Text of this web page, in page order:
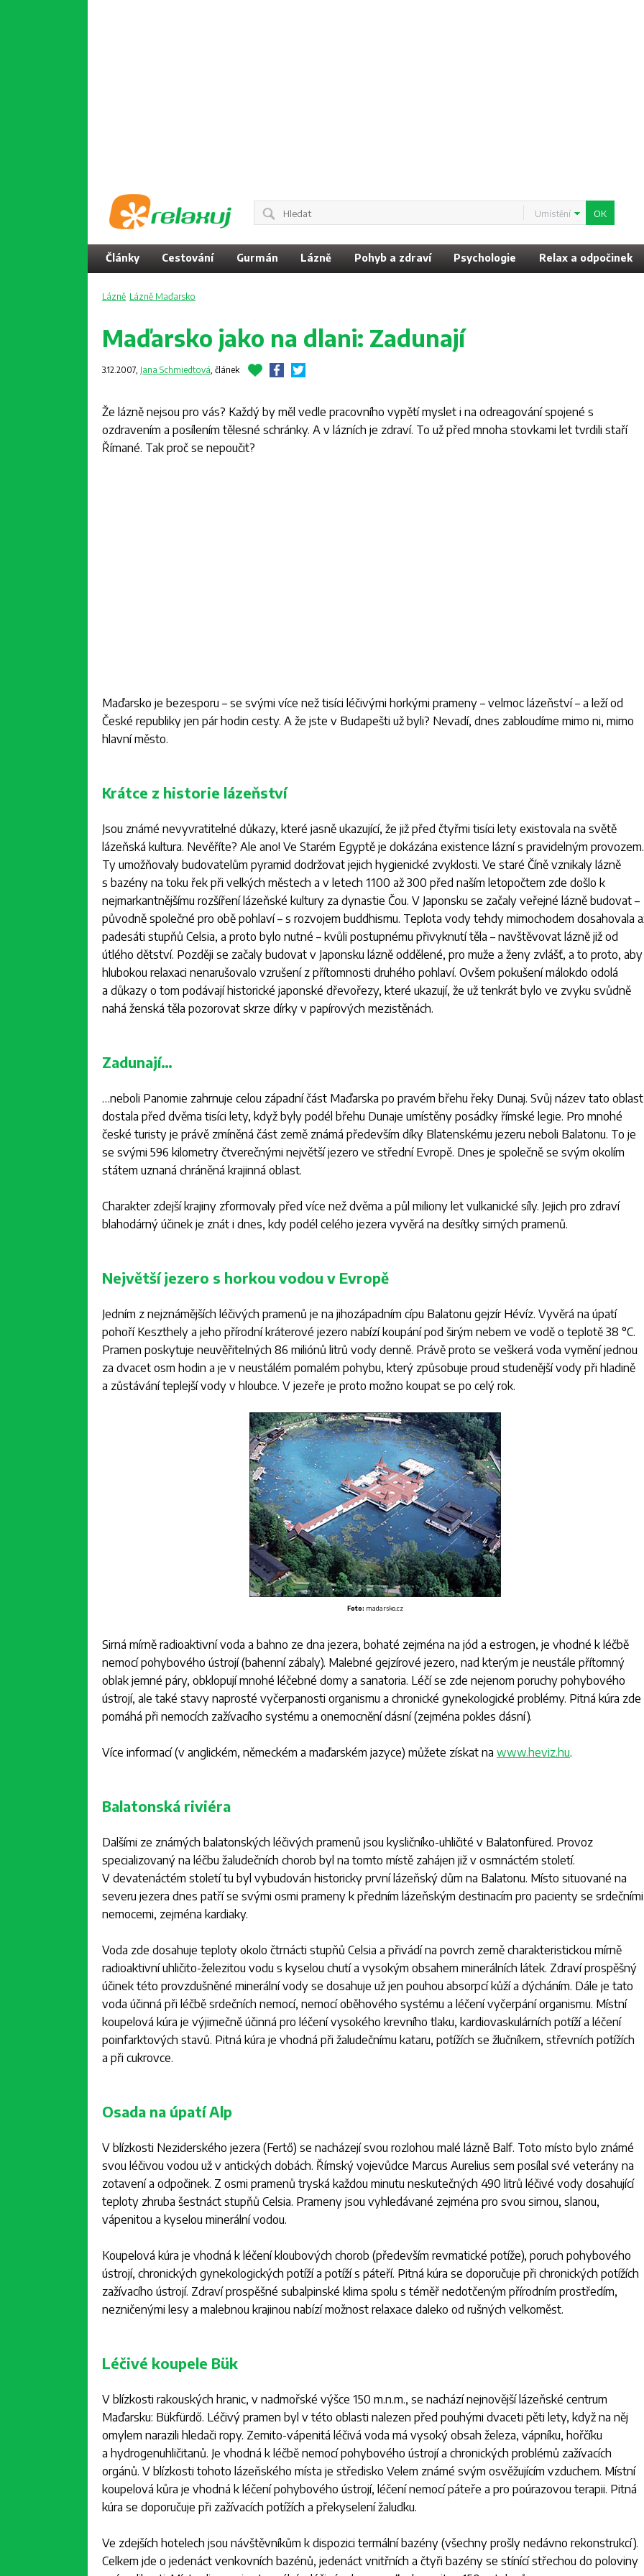
Umístění
Články Cestování Gurmán Lázně Pohyb a zdraví Psychologie Relax a odpočinek
Lázně Lázně Maďarsko
Maďarsko jako na dlani: Zadunají
3.12.2007, Jana Schmiedtová, článek
Že lázně nejsou pro vás? Každý by měl vedle pracovního vypětí myslet i na odreagování spojené s
ozdravením a posílením tělesné schránky. A v lázních je zdraví. To už před mnoha stovkami let tvrdili staří
Římané. Tak proč se nepoučit?
Maďarsko je bezesporu – se svými více než tisíci léčivými horkými prameny – velmoc lázeňství – a leží od
České republiky jen pár hodin cesty. A že jste v Budapešti už byli? Nevadí, dnes zabloudíme mimo ni, mimo
hlavní město.
Krátce z historie lázeňství
Jsou známé nevyvratitelné důkazy, které jasně ukazující, že již před čtyřmi tisíci lety existovala na světě
lázeňská kultura. Nevěříte? Ale ano! Ve Starém Egyptě je dokázána existence lázní s pravidelným provozem.
Ty umožňovaly budovatelům pyramid dodržovat jejich hygienické zvyklosti. Ve staré Číně vznikaly lázně
s bazény na toku řek při velkých městech a v letech 1100 až 300 před naším letopočtem zde došlo k
nejmarkantnějšímu rozšíření lázeňské kultury za dynastie Čou. V Japonsku se začaly veřejné lázně budovat –
původně společné pro obě pohlaví – s rozvojem buddhismu. Teplota vody tehdy mimochodem dosahovala
padesáti stupňů Celsia, a proto bylo nutné – kvůli postupnému přivyknutí těla – navštěvovat lázně již od
útlého dětství. Později se začaly budovat v Japonsku lázně oddělené, pro muže a ženy zvlášť, a to proto, aby
hlubokou relaxaci nenarušovalo vzrušení z přítomnosti druhého pohlaví. Ovšem pokušení málokdo odolá
a důkazy o tom podávají historické japonské dřevořezy, které ukazují, že už tenkrát bylo ve zvyku svůdně
nahá ženská těla pozorovat skrze dírky v papírových mezistěnách.
Zadunají…
…neboli Panomie zahrnuje celou západní část Maďarska po pravém břehu řeky Dunaj. Svůj název tato oblast
dostala před dvěma tisíci lety, když byly podél břehu Dunaje umístěny posádky římské legie. Pro mnohé
české turisty je právě zmíněná část země známá především díky Blatenskému jezeru neboli Balatonu. To je
se svými 596 kilometry čtverečnými největší jezero ve střední Evropě. Dnes je společně se svým okolím
státem uznaná chráněná krajinná oblast.
Charakter zdejší krajiny zformovaly před více než dvěma a půl miliony let vulkanické síly. Jejich pro zdraví
blahodárný účinek je znát i dnes, kdy podél celého jezera vyvěrá na desítky sirných pramenů.
Největší jezero s horkou vodou v Evropě
Jedním z nejznámějších léčivých pramenů je na jihozápadním cípu Balatonu gejzír Hévíz. Vyvěrá na úpatí
pohoří Keszthely a jeho přírodní kráterové jezero nabízí koupání pod širým nebem ve vodě o teplotě 38 °C.
Pramen poskytuje neuvěřitelných 86 miliónů litrů vody denně. Právě proto se veškerá voda vymění jednou
za dvacet osm hodin a je v neustálém pomalém pohybu, který způsobuje proud studenější vody při hladině
a zůstávání teplejší vody v hloubce. V jezeře je proto možno koupat se po celý rok.
Foto: madarsko.cz
Sirná mírně radioaktivní voda a bahno ze dna jezera, bohaté zejména na jód a estrogen, je vhodné k léčbě
nemocí pohybového ústrojí (bahenní zábaly). Malebné gejzírové jezero, nad kterým je neustále přítomný
oblak jemné páry, obklopují mnohé léčebné domy a sanatoria. Léčí se zde nejenom poruchy pohybového
ústrojí, ale také stavy naprosté vyčerpanosti organismu a chronické gynekologické problémy. Pitná kúra zde
pomáhá při nemocích zažívacího systému a onemocnění dásní (zejména pokles dásní).
Více informací (v anglickém, německém a maďarském jazyce) můžete získat na www.heviz.hu.
Balatonská riviéra
Dalšími ze známých balatonských léčivých pramenů jsou kysličníko-uhličité v Balatonfüred. Provoz
specializovaný na léčbu žaludečních chorob byl na tomto místě zahájen již v osmnáctém století.
V devatenáctém století tu byl vybudován historicky první lázeňský dům na Balatonu. Místo situované na
severu jezera dnes patří se svými osmi prameny k předním lázeňským destinacím pro pacienty se srdečními
nemocemi, zejména kardiaky.
Voda zde dosahuje teploty okolo čtrnácti stupňů Celsia a přivádí na povrch země charakteristickou mírně
radioaktivní uhličito-železitou vodu s kyselou chutí a vysokým obsahem minerálních látek. Zdraví prospěšný
účinek této provzdušněné minerální vody se dosahuje už jen pouhou absorpcí kůží a dýcháním. Dále je tato
voda účinná při léčbě srdečních nemocí, nemocí oběhového systému a léčení vyčerpání organismu. Místní
koupelová kúra je výjimečně účinná pro léčení vysokého krevního tlaku, kardiovaskulárních potíží a léčení
poinfarktových stavů. Pitná kúra je vhodná při žaludečnímu kataru, potížích se žlučníkem, střevních potížích
a při cukrovce.
Osada na úpatí Alp
V blízkosti Neziderského jezera (Fertő) se nacházejí svou rozlohou malé lázně Balf. Toto místo bylo známé
svou léčivou vodou už v antických dobách. Římský vojevůdce Marcus Aurelius sem posílal své veterány na
zotavení a odpočinek. Z osmi pramenů tryská každou minutu neskutečných 490 litrů léčivé vody dosahující
teploty zhruba šestnáct stupňů Celsia. Prameny jsou vyhledávané zejména pro svou sirnou, slanou,
vápenitou a kyselou minerální vodou.
Koupelová kúra je vhodná k léčení kloubových chorob (především revmatické potíže), poruch pohybového
ústrojí, chronických gynekologických potíží a potíží s páteří. Pitná kúra se doporučuje při chronických potížích
zažívacího ústrojí. Zdraví prospěšné subalpinské klima spolu s téměř nedotčeným přírodním prostředím,
nezničenými lesy a malebnou krajinou nabízí možnost relaxace daleko od rušných velkoměst.
Léčivé koupele Bük
V blízkosti rakouských hranic, v nadmořské výšce 150 m.n.m., se nachází nejnovější lázeňské centrum
Maďarsku: Bükfürdő. Léčivý pramen byl v této oblasti nalezen před pouhými dvaceti pěti lety, když na něj
omylem narazili hledači ropy. Zemito-vápenitá léčivá voda má vysoký obsah železa, vápníku, hořčíku
a hydrogenuhličitanů. Je vhodná k léčbě nemocí pohybového ústrojí a chronických problémů zažívacích
orgánů. V blízkosti tohoto lázeňského místa je středisko Velem známé svým osvěžujícím vzduchem. Místní
koupelová kůra je vhodná k léčení pohybového ústrojí, léčení nemocí páteře a pro poúrazovou terapii. Pitná
kúra se doporučuje při zažívacích potížích a překyselení žaludku.
Ve zdejších hotelech jsou návštěvníkům k dispozici termální bazény (všechny prošly nedávno rekonstrukcí).
Celkem jde o jedenáct venkovních bazénů, jedenáct vnitřních a čtyři bazény se stínící střechou do poloviny